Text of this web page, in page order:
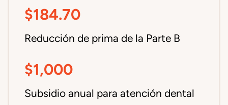
$184.70
Reducción de prima de la Parte B
$1,000
Subsidio anual para atención dental